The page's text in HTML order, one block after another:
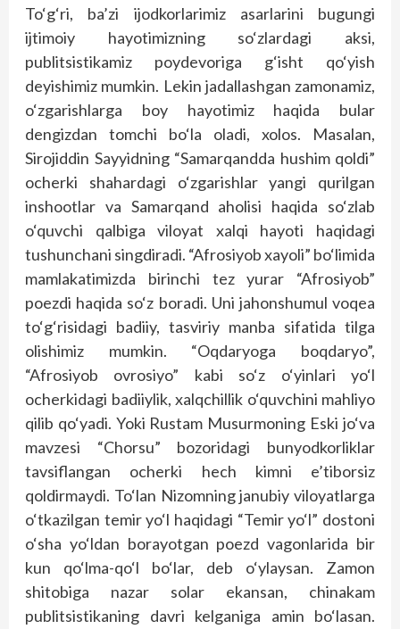
To‘g‘ri, ba’zi ijodkorlarimiz asarlarini bugungi
ijtimoiy hayotimizning so‘zlardagi aksi,
publitsistikamiz poydevoriga g‘isht qo‘yish
deyishimiz mumkin. Lekin jadallashgan zamonamiz,
o‘zgarishlarga boy hayotimiz haqida bular
dengizdan tomchi bo‘la oladi, xolos. Masalan,
Sirojiddin Sayyidning “Samarqandda hushim qoldi”
ocherki shahardagi o‘zgarishlar yangi qurilgan
inshootlar va Samarqand aholisi haqida so‘zlab
o‘quvchi qalbiga viloyat xalqi hayoti haqidagi
tushunchani singdiradi. “Afrosiyob xayoli” bo‘limida
mamlakatimizda birinchi tez yurar “Afrosiyob”
poezdi haqida so‘z boradi. Uni jahonshumul voqea
to‘g‘risidagi badiiy, tasviriy manba sifatida tilga
olishimiz mumkin. “Oqdaryoga boqdaryo”,
“Afrosiyob ovrosiyo” kabi so‘z o‘yinlari yo‘l
ocherkidagi badiiylik, xalqchillik o‘quvchini mahliyo
qilib qo‘yadi. Yoki Rustam Musurmoning Eski jo‘va
mavzesi “Chorsu” bozoridagi bunyodkorliklar
tavsiflangan ocherki hech kimni e’tiborsiz
qoldirmaydi. To‘lan Nizomning janubiy viloyatlarga
o‘tkazilgan temir yo‘l haqidagi “Temir yo‘l” dostoni
o‘sha yo‘ldan borayotgan poezd vagonlarida bir
kun qo‘lma-qo‘l bo‘lar, deb o‘ylaysan. Zamon
shitobiga nazar solar ekansan, chinakam
publitsistikaning davri kelganiga amin bo‘lasan.